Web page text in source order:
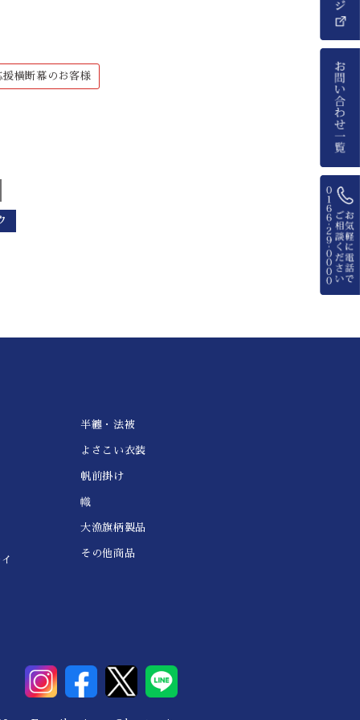
横断幕のお客様
半纏・法被
よさこい衣装
帆前掛け
幟
大漁旗柄製品
その他商品